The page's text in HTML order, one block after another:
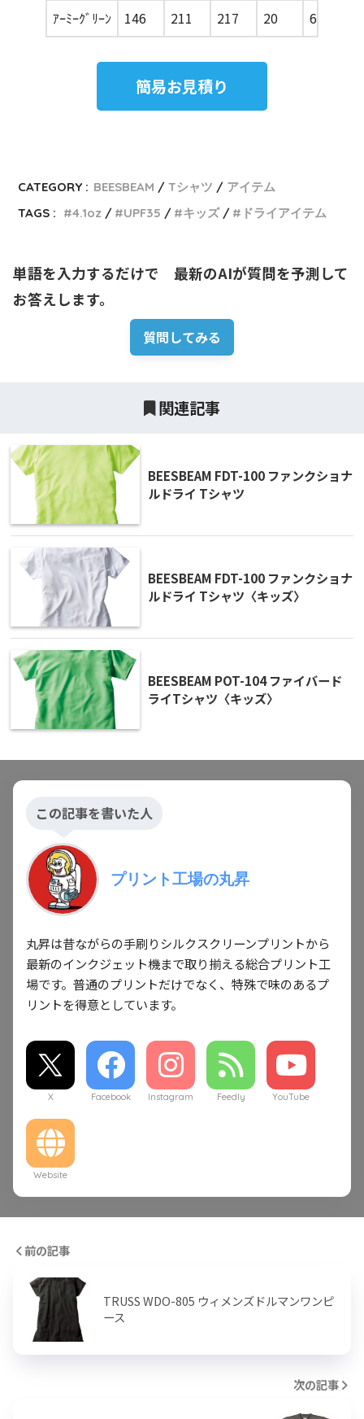
ｱｰﾐｰｸﾞﾘｰﾝ
146 211 217 20 67
簡易お見積り
CATEGORY : BEESBEAM Tシャツ
アイテム
TAGS :
4.1oz UPF35 キッズ ドライアイテム
単語を入力するだけで　最新のAIが質問を予測して
お答えします。
質問してみる
関連記事
BEESBEAM FDT-100 ファンクショナ
ルドライ Tシャツ
BEESBEAM FDT-100 ファンクショナ
ルドライ Tシャツ〈キッズ〉
BEESBEAM POT-104 ファイバード
ライTシャツ〈キッズ〉
この記事を書いた人
プリント工場の丸昇
丸昇は昔ながらの手刷りシルクスクリーンプリントから
最新のインクジェット機まで取り揃える総合プリント工
場です。普通のプリントだけでなく、特殊で味のあるプ
リントを得意としています。
X Facebook Instagram Feedly YouTube
Website
前の記事
TRUSS WDO-805 ウィメンズドルマンワンピ
ース
次の記事